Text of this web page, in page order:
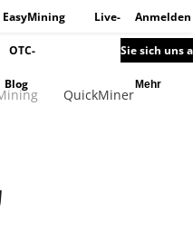
EasyMining Live-
OTC-
Blog
Anmelden
Sie sich uns
Mehr
QuickMiner